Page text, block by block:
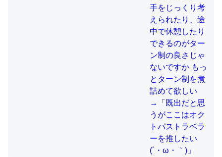
ずキチンを強化してる筈だが、酵素が違うのか？
─ニュース :: 【研究発表】昆虫学の大問題＝「昆虫はなぜ海にいな
これを元に考えるとカルシウムを大量に使う脊椎動物と貝
類は苦労してるんだな…。腹足類だと殻を無くしてナメク
─ニュース :: 【研究発表】昆虫学の大問題＝「昆虫はなぜ海にいな